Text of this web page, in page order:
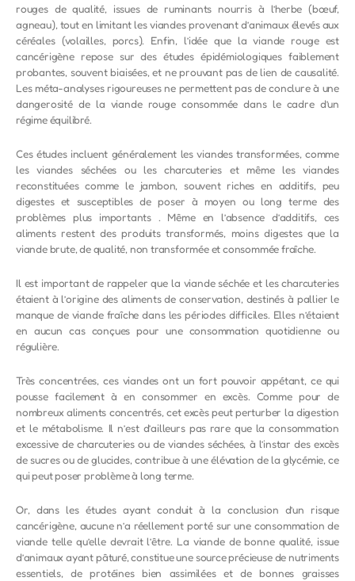
rouges de qualité, issues de ruminants nourris à l’herbe (bœuf,
agneau), tout en limitant les viandes provenant d’animaux élevés aux
céréales (volailles, porcs). Enfin, l’idée que la viande rouge est
cancérigène repose sur des études épidémiologiques faiblement
probantes, souvent biaisées, et ne prouvant pas de lien de causalité.
Les méta-analyses rigoureuses ne permettent pas de conclure à une
dangerosité de la viande rouge consommée dans le cadre d’un
régime équilibré.
Ces études incluent généralement les viandes transformées, comme
les viandes séchées ou les charcuteries et même les viandes
reconstituées comme le jambon, souvent riches en additifs, peu
digestes et susceptibles de poser à moyen ou long terme des
problèmes plus importants . Même en l’absence d’additifs, ces
aliments restent des produits transformés, moins digestes que la
viande brute, de qualité, non transformée et consommée fraîche.
Il est important de rappeler que la viande séchée et les charcuteries
étaient à l’origine des aliments de conservation, destinés à pallier le
manque de viande fraîche dans les périodes difficiles. Elles n’étaient
en aucun cas conçues pour une consommation quotidienne ou
régulière.
Très concentrées, ces viandes ont un fort pouvoir appétant, ce qui
pousse facilement à en consommer en excès. Comme pour de
nombreux aliments concentrés, cet excès peut perturber la digestion
et le métabolisme. Il n’est d’ailleurs pas rare que la consommation
excessive de charcuteries ou de viandes séchées, à l’instar des excès
de sucres ou de glucides, contribue à une élévation de la glycémie, ce
qui peut poser problème à long terme.
Or, dans les études ayant conduit à la conclusion d’un risque
cancérigène, aucune n’a réellement porté sur une consommation de
viande telle qu’elle devrait l’être. La viande de bonne qualité, issue
d’animaux ayant pâturé, constitue une source précieuse de nutriments
essentiels, de protéines bien assimilées et de bonnes graisses